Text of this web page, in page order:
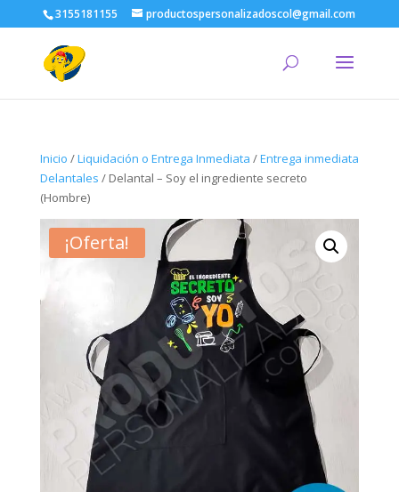
3155181155 productospersonalizadoscol@gmail.com
Inicio /Liquidación o Entrega Inmediata /Entrega inmediata
Delantales / Delantal – Soy el ingrediente secreto
(Hombre)
¡Oferta!